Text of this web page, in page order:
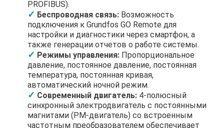
PROFIBUS).
Беспроводная связь: Возможность
подключения к Grundfos GO Remote для
настройки и диагностики через смартфон, а
также генерации отчетов о работе системы.
Режимы управления: Пропорциональное
давление, постоянное давление, постоянная
температура, постоянная кривая,
автоматический ночной режим.
Современный двигатель: 4-полюсный
синхронный электродвигатель с постоянными
магнитами (PM-двигатель) со встроенным
частотным преобразователем обеспечивает